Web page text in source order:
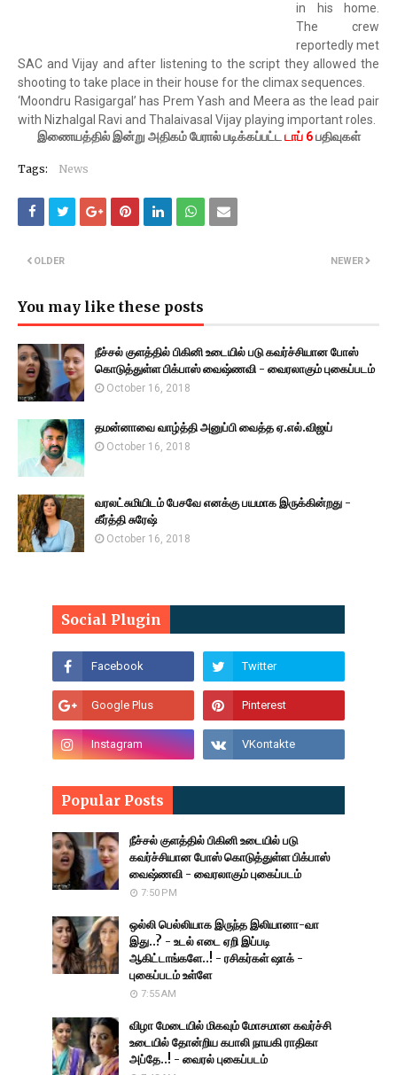
in his home.
The crew
reportedly met
SAC and Vijay and after listening to the script they allowed the
shooting to take place in their house for the climax sequences.
‘Moondru Rasigargal’ has Prem Yash and Meera as the lead pair
with Nizhalgal Ravi and Thalaivasal Vijay playing important roles.
இணையத்தில் இன்று அதிகம் பேரால் படிக்கப்பட்ட டாப் 6பதிவுகள்
Tags: News
NEWER
OLDER
You may like these posts
நீச்சல் குளத்தில் பிகினி உடையில் படு கவர்ச்சியான போஸ்
கொடுத்துள்ள பிக்பாஸ் வைஷ்ணவி - வைரலாகும் புகைப்படம்
October 16, 2018
தமன்னாவை வாழ்த்தி அனுப்பி வைத்த ஏ.எல்.விஜய்
October 16, 2018
வரலட்சுமியிடம் பேசவே எனக்கு பயமாக இருக்கின்றது -
கீர்த்தி சுரேஷ்
October 16, 2018
Social Plugin
Popular Posts
நீச்சல் குளத்தில் பிகினி உடையில் படு
கவர்ச்சியான போஸ் கொடுத்துள்ள பிக்பாஸ்
வைஷ்ணவி - வைரலாகும் புகைப்படம்
7:50 PM
ஒல்லி பெல்லியாக இருந்த இலியானா-வா
இது..? - உடல் எடை ஏறி இப்படி
ஆகிட்டாங்களே..! - ரசிகர்கள் ஷாக் -
புகைப்படம் உள்ளே
7:55 AM
விழா மேடையில் மிகவும் மோசமான கவர்ச்சி
உடையில் தோன்றிய கபாலி நாயகி ராதிகா
அப்தே..! - வைரல் புகைப்படம்